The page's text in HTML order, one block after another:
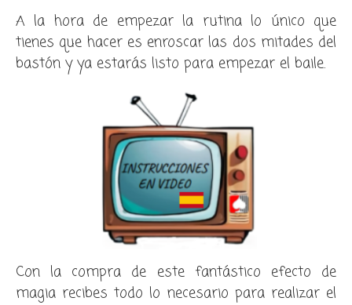
A la hora de empezar la rutina lo único que
tienes que hacer es enroscar las dos mitades del
bastón y ya estarás listo para empezar el baile.
Con la compra de este fantástico efecto de
magia recibes todo lo necesario para realizar el